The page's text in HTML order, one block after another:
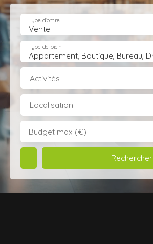
Vente
Type d'offre
Type de bien
Activités
Localisation
Budget max (€)
Rechercher